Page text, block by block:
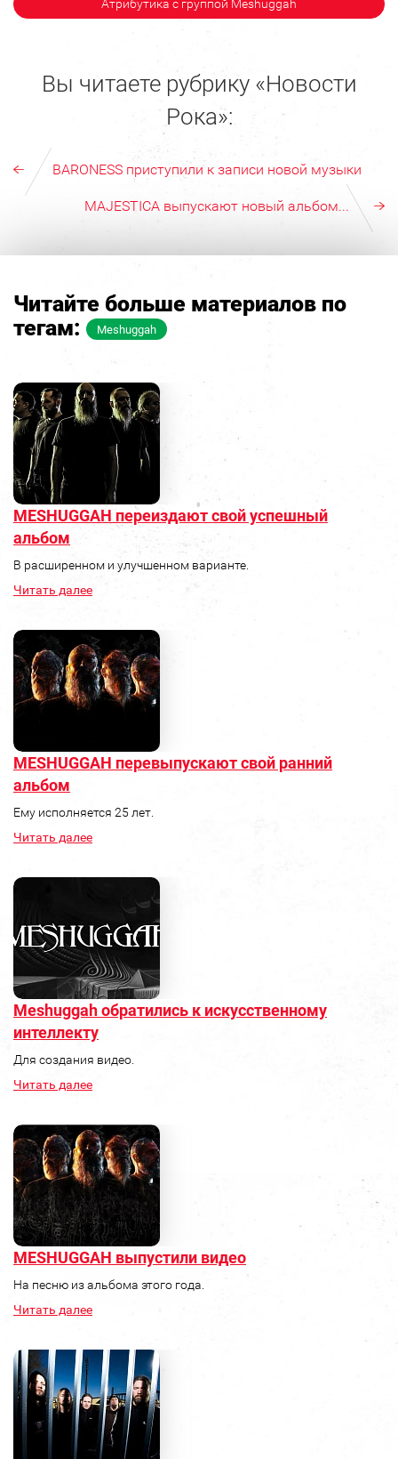
Атрибутика с группой Meshuggah
Вы читаете рубрику «Новости
Рока»:
BARONESS приступили к записи новой музыки
MAJESTICA выпускают новый альбом...
Читайте больше материалов по
тегам:
Meshuggah
MESHUGGAH переиздают свой успешный
альбом
В расширенном и улучшенном варианте.
Читать далее
MESHUGGAH перевыпускают свой ранний
альбом
Ему исполняется 25 лет.
Читать далее
Meshuggah обратились к искусственному
интеллекту
Для создания видео.
Читать далее
MESHUGGAH выпустили видео
На песню из альбома этого года.
Читать далее